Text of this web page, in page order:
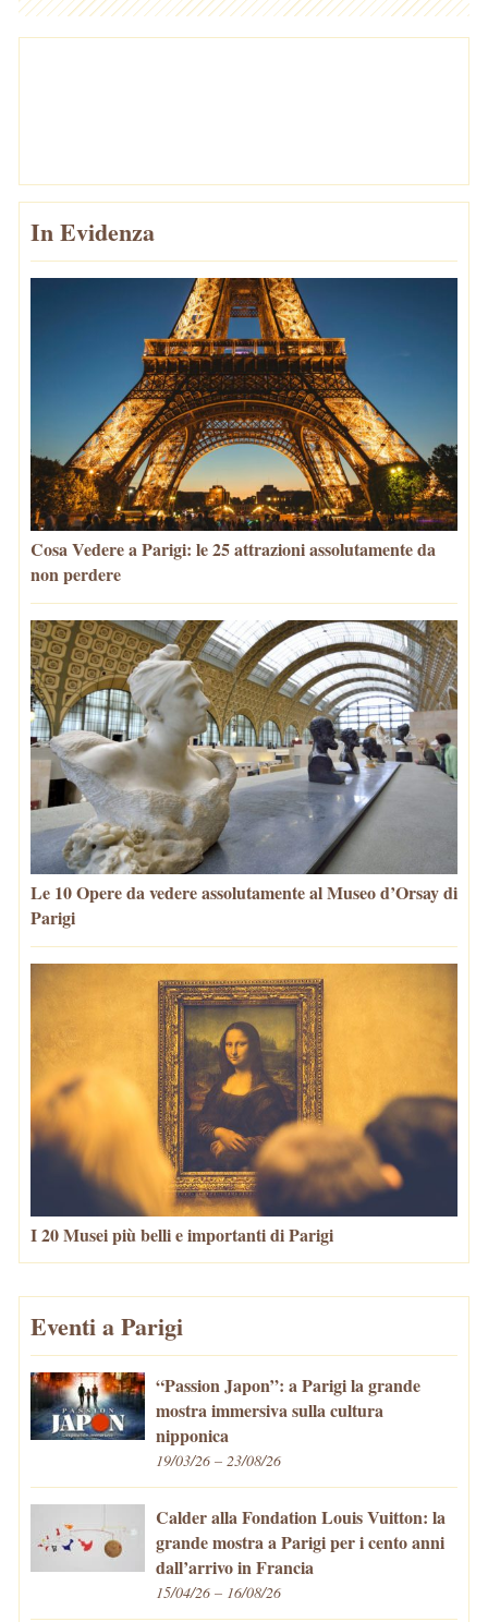
In Evidenza
Cosa Vedere a Parigi: le 25 attrazioni assolutamente da
non perdere
Le 10 Opere da vedere assolutamente al Museo d’Orsay di
Parigi
I 20 Musei più belli e importanti di Parigi
Eventi a Parigi
“Passion Japon”: a Parigi la grande
mostra immersiva sulla cultura
nipponica
19/03/26 – 23/08/26
Calder alla Fondation Louis Vuitton: la
grande mostra a Parigi per i cento anni
dall’arrivo in Francia
15/04/26 – 16/08/26